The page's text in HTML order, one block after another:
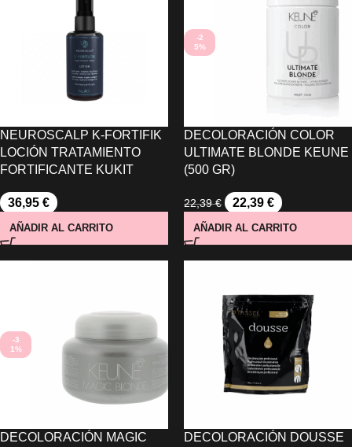
NEUROSCALP K-FORTIFIK
LOCIÓN TRATAMIENTO
FORTIFICANTE KUKIT
36,95 €
AÑADIR AL CARRITO
-2
5%
DECOLORACIÓN COLOR
ULTIMATE BLONDE KEUNE
(500 GR)
22,39€ 22,39 €
AÑADIR AL CARRITO
-3
1%
DECOLORACIÓN MAGIC
DECOLORACIÓN DOUSSE